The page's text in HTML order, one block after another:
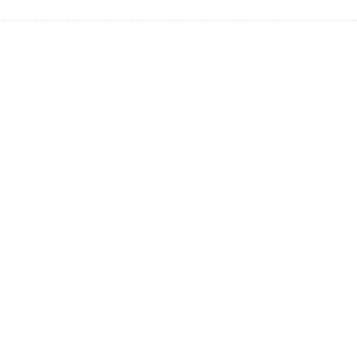
ВИХОВАНЦЕМ ДИТЯЧОГО ПРИТУЛКУ В ПОЛТАВІ: ЩО З